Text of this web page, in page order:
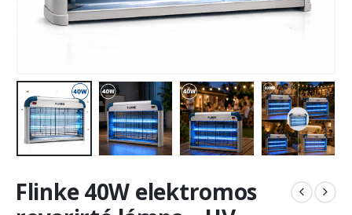
Flinke 40W elektromos